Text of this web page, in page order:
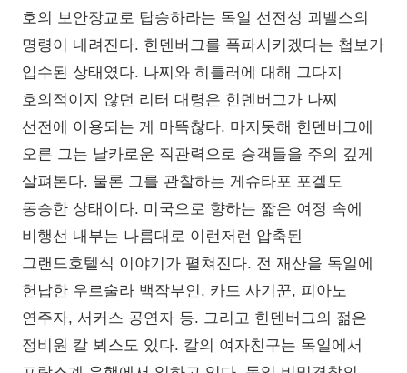
호의 보안장교로 탑승하라는 독일 선전성 괴벨스의
명령이 내려진다. 힌덴버그를 폭파시키겠다는 첩보가
입수된 상태였다. 나찌와 히틀러에 대해 그다지
호의적이지 않던 리터 대령은 힌덴버그가 나찌
선전에 이용되는 게 마뜩찮다. 마지못해 힌덴버그에
오른 그는 날카로운 직관력으로 승객들을 주의 깊게
살펴본다. 물론 그를 관찰하는 게슈타포 포겔도
동승한 상태이다. 미국으로 향하는 짧은 여정 속에
비행선 내부는 나름대로 이런저런 압축된
그랜드호텔식 이야기가 펼쳐진다. 전 재산을 독일에
헌납한 우르술라 백작부인, 카드 사기꾼, 피아노
연주자, 서커스 공연자 등. 그리고 힌덴버그의 젊은
정비원 칼 뵈스도 있다. 칼의 여자친구는 독일에서